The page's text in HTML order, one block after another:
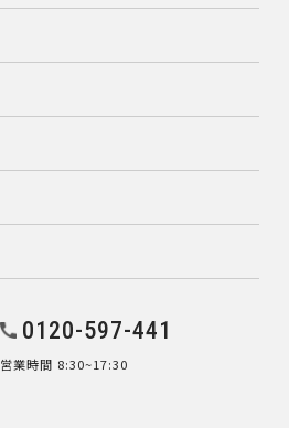
0120-597-441
営業時間 8:30~17:30